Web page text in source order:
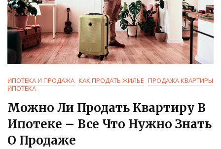
ИПОТЕКА И ПРОДАЖА КАК ПРОДАТЬ ЖИЛЬЕ ПРОДАЖА КВАРТИРЫ
ИПОТЕКА
Можно Ли Продать Квартиру В
Ипотеке – Все Что Нужно Знать
О Продаже